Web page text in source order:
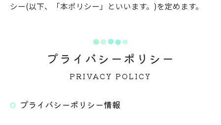
シー(以下、「本ポリシー」といいます。)を定めます。
プライバシーポリシー
PRIVACY POLICY
プライバシーポリシー情報